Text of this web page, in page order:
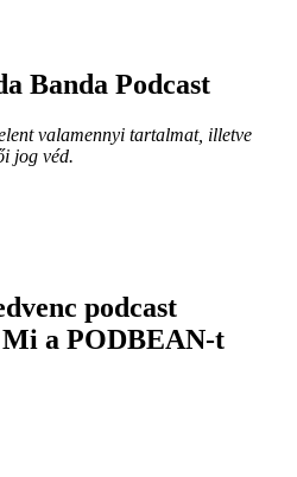
Banda Podcast
valamennyi tartalmat, illetve
jog véd.
podcast
a PODBEAN-t